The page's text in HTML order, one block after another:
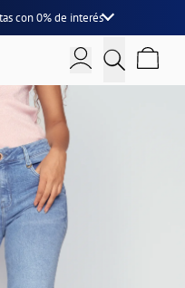
con0% de interés